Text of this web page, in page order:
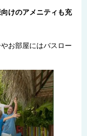
けのアメニティも充
お部屋にはバスロー